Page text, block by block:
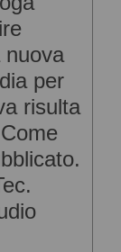
nuova
per
risulta